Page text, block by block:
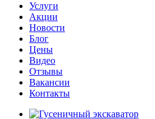
Услуги
Акции
Новости
Блог
Цены
Видео
Отзывы
Вакансии
Контакты